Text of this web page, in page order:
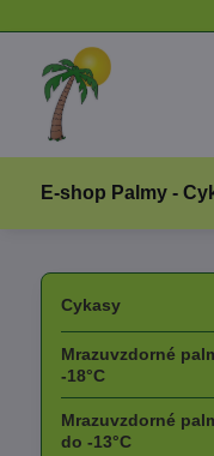
E-shop Palmy -
Cykasy
Mrazuvzdorné
-18°C
Mrazuvzdorné
do -13°C